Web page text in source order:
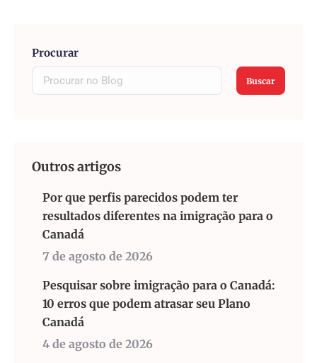
Procurar
Buscar
Outros artigos
Por que perfis parecidos podem ter
resultados diferentes na imigração para o
Canadá
7 de agosto de 2026
Pesquisar sobre imigração para o Canadá:
10 erros que podem atrasar seu Plano
Canadá
4 de agosto de 2026